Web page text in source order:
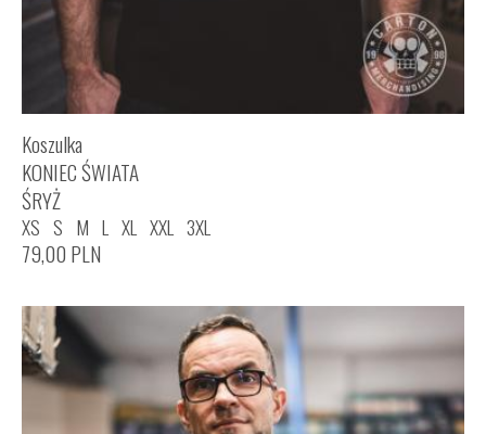
Koszulka
KONIEC ŚWIATA
ŚRYŻ
XS S M L XL XXL 3XL
79,00 PLN